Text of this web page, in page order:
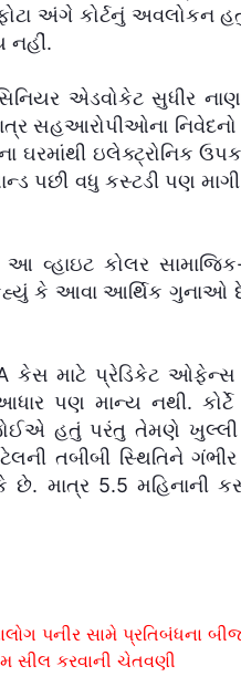
અંગે કોર્ટનું અવલોકન
નહીં.
એડવોકેટ સુધીર
સહઆરોપીઓના
ઘરમાંથી ઇલેક્ટ્રોનિક
પછી વધુ કસ્ટડી પણ
આ વ્હાઇટ કોલર
કે આવા આર્થિક ગુનાઓ
કેસ માટે પ્રેડિકેટ
પણ માન્ય નથી.
હતું પરંતુ તેમણે ખુલ્લી
તબીબી સ્થિતિને
છે. માત્ર 5.5 મહિનાની
પનીર સામે પ્રતિબંધના
કરવાની ચેતવણી